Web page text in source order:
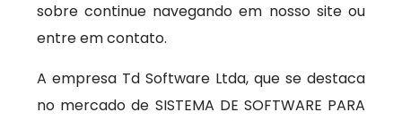
sobre continue navegando em nosso site ou
entre em contato.
A empresa Td Software Ltda, que se destaca
no mercado de SISTEMA DE SOFTWARE PARA